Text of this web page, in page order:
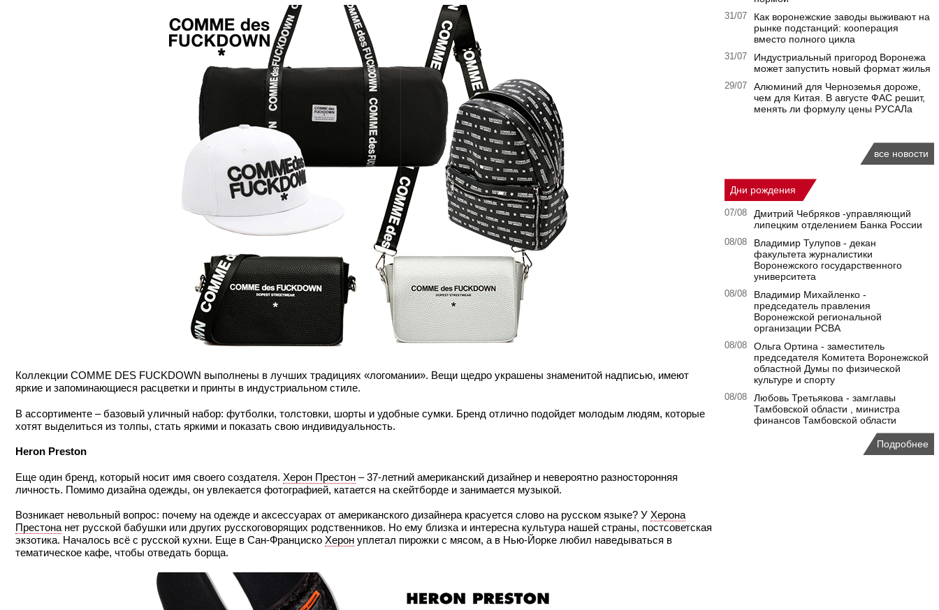
Коллекции COMME DES FUCKDOWN выполнены в лучших традициях «логомании». Вещи щедро украшены знаменитой надписью, имеют
яркие и запоминающиеся расцветки и принты в индустриальном стиле.
В ассортименте – базовый уличный набор: футболки, толстовки, шорты и удобные сумки. Бренд отлично подойдет молодым людям, которые
хотят выделиться из толпы, стать яркими и показать свою индивидуальность.
Heron Preston
Еще один бренд, который носит имя своего создателя. Херон Престон – 37-летний американский дизайнер и невероятно разносторонняя
личность. Помимо дизайна одежды, он увлекается фотографией, катается на скейтборде и занимается музыкой.
Возникает невольный вопрос: почему на одежде и аксессуарах от американского дизайнера красуется слово на русском языке? У Херона
Престона нет русской бабушки или других русскоговорящих родственников. Но ему близка и интересна культура нашей страны, постсоветская
экзотика. Началось всё с русской кухни. Еще в Сан-Франциско Херон уплетал пирожки с мясом, а в Нью-Йорке любил наведываться в
тематическое кафе, чтобы отведать борща.
31/07
Как воронежские заводы выживают на
рынке подстанций: кооперация
вместо полного цикла
31/07
Индустриальный пригород Воронежа
может запустить новый формат жилья
29/07
Алюминий для Черноземья дороже,
чем для Китая. В августе ФАС решит,
менять ли формулу цены РУСАЛа
все новости
Дни рождения
07/08
Дмитрий Чебряков -управляющий
липецким отделением Банка России
08/08
Владимир Тулупов - декан
факультета журналистики
Воронежского государственного
университета
08/08
Владимир Михайленко -
председатель правления
Воронежской региональной
организации РСВА
08/08
Ольга Ортина - заместитель
председателя Комитета Воронежской
областной Думы по физической
культуре и спорту
08/08
Любовь Третьякова - замглавы
Тамбовской области , министра
финансов Тамбовской области
Подробнее